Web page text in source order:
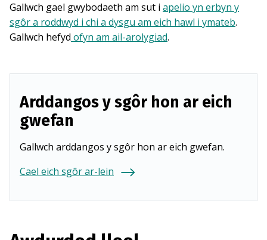
Gallwch gael gwybodaeth am sut i apelio yn erbyn y
sgôr a roddwyd i chi a dysgu am eich hawl i ymateb.
Gallwch hefyd ofyn am ail-arolygiad.
Arddangos y sgôr hon ar eich
gwefan
Gallwch arddangos y sgôr hon ar eich gwefan.
Cael eich sgôr ar-lein